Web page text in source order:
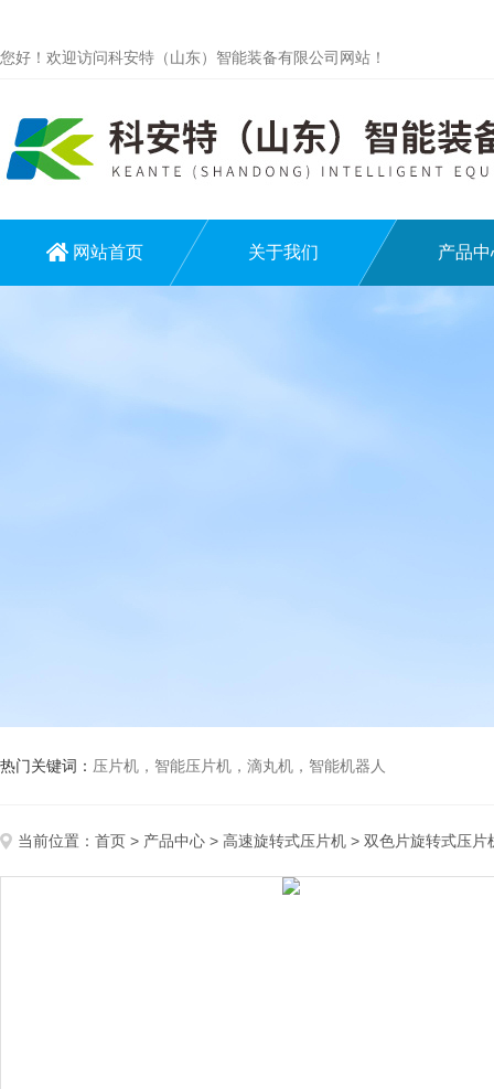
您好！欢迎访问科安特（山东）智能装备有限公司网站！
网站首页 关于我们 产品中
热门关键词： 压片机，智能压片机，滴丸机，智能机器人
当前位置： 首页 > 产品中心 > 高速旋转式压片机 > 双色片旋转式压片